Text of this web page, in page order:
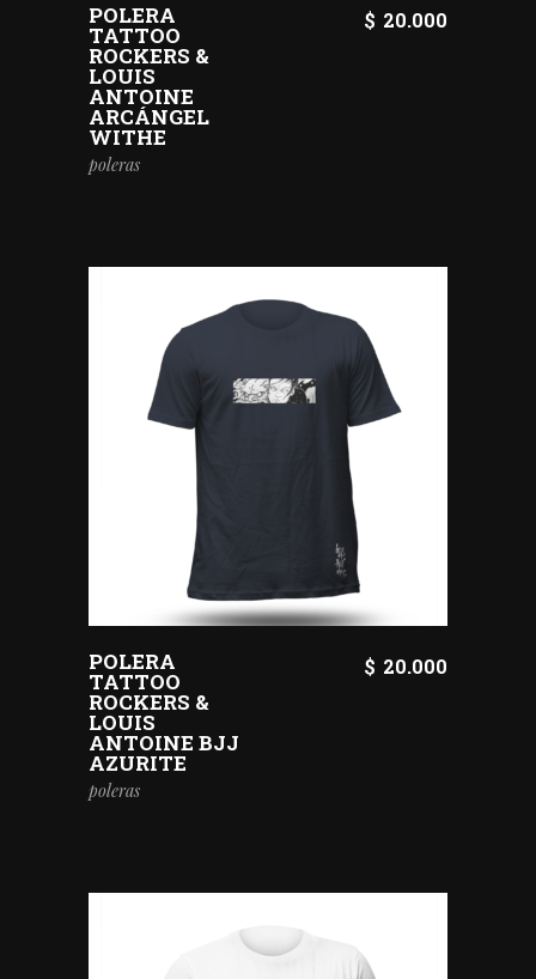
POLERA
TATTOO
ROCKERS &
LOUIS
ANTOINE
ARCÁNGEL
WITHE
$ 20.000
poleras
POLERA
TATTOO
ROCKERS &
LOUIS
ANTOINE BJJ
AZURITE
$ 20.000
poleras